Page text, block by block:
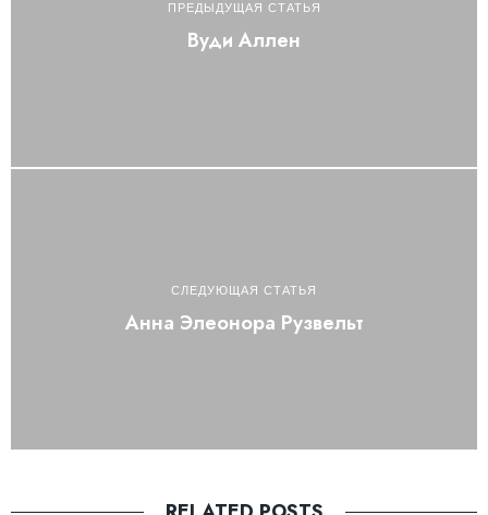
ПРЕДЫДУЩАЯ СТАТЬЯ
Вуди Аллен
СЛЕДУЮЩАЯ СТАТЬЯ
Анна Элеонора Рузвельт